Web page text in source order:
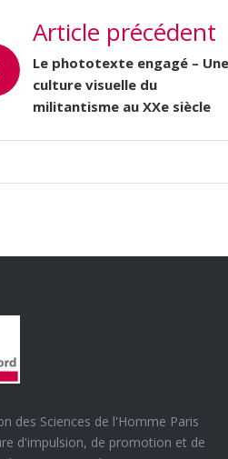
Article précédent
Le phototexte engagé – Une
culture visuelle du
militantisme au XXe siècle
des Sciences de l'Homme Paris
d'impulsion, de promotion et de